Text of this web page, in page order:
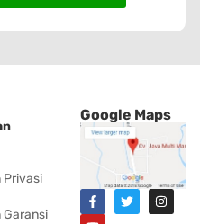
Privasi
Garansi
Google Maps